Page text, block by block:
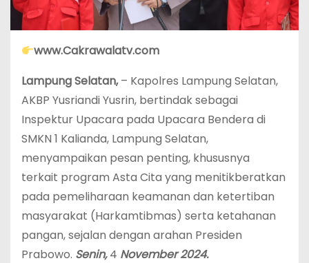
www.Cakrawalatv.com
Lampung Selatan,– Kapolres Lampung Selatan,
AKBP Yusriandi Yusrin, bertindak sebagai
Inspektur Upacara pada Upacara Bendera di
SMKN 1 Kalianda, Lampung Selatan,
menyampaikan pesan penting, khususnya
terkait program Asta Cita yang menitikberatkan
pada pemeliharaan keamanan dan ketertiban
masyarakat (Harkamtibmas) serta ketahanan
pangan, sejalan dengan arahan Presiden
Prabowo. Senin,4 November 2024.